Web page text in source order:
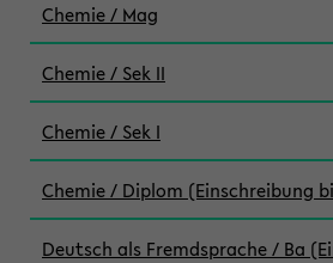
Chemie / Mag
Chemie / Sek II
Chemie / Sek I
Chemie / Diplom (Einschreibung
Deutsch als Fremdsprache / Ba